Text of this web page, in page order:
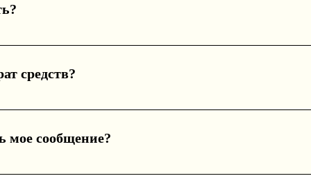
вопроса или дилеммыПерсональный став – для
средств?
в случае, если услуга не была оказана. Поскольку
мое сообщение?
данные конфиденциальны.